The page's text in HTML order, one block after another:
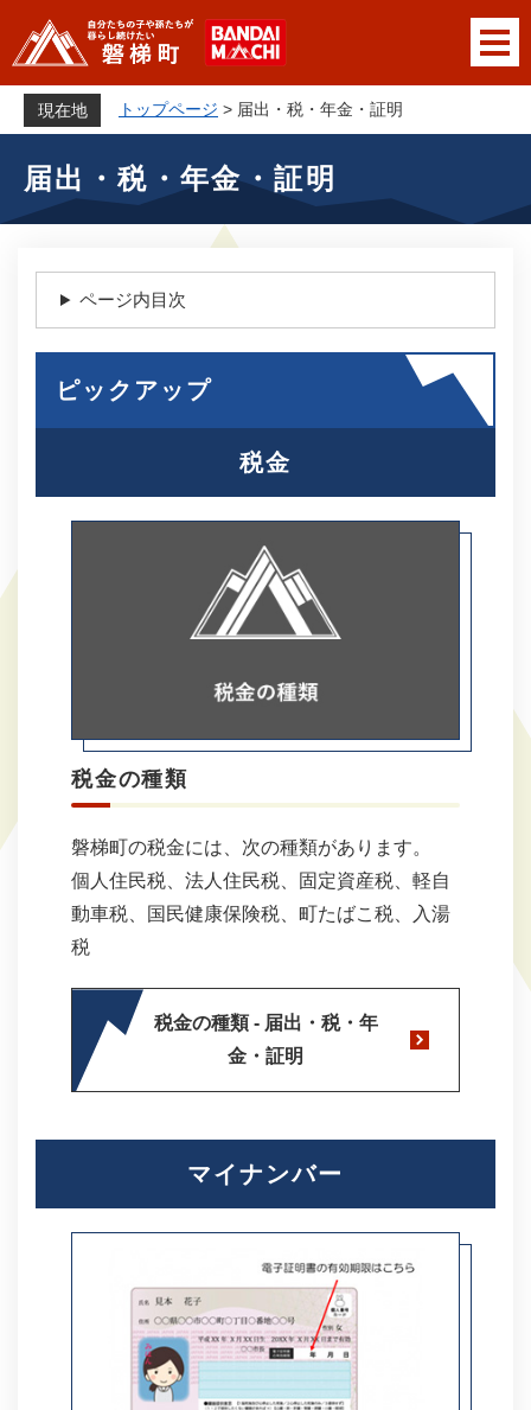
ジ
メニューを飛ばして本文へ
現在地 トップページ > 届出・税・年金・証明
届出・税・年金・証明
ページ内目次
ピックアップ
税金
税金の種類
磐梯町の税金には、次の種類があります。
個人住民税、法人住民税、固定資産税、軽自
動車税、国民健康保険税、町たばこ税、入湯
税
税金の種類 - 届出・税・年
金・証明
マイナンバー